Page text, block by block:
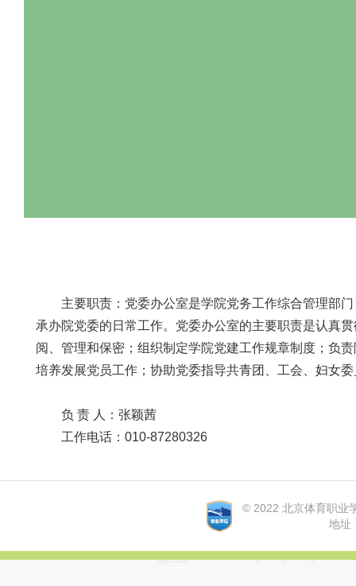
主要职责：党委办公室是学院党务工作综合管理部
承办院党委的日常工作。党委办公室的主要职责是认真
阅、管理和保密；组织制定学院党建工作规章制度；负
培养发展党员工作；协助党委指导共青团、工会、妇女
负 责 人：张颖茜
工作电话：010-87280326
© 2022 北京体育职业
地址